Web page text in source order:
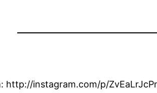
http://instagram.com/p/